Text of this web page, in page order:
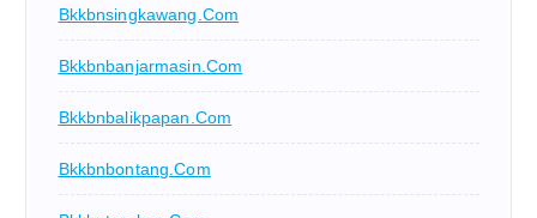
Bkkbnsingkawang.com
Bkkbnbanjarmasin.com
Bkkbnbalikpapan.com
Bkkbnbontang.com